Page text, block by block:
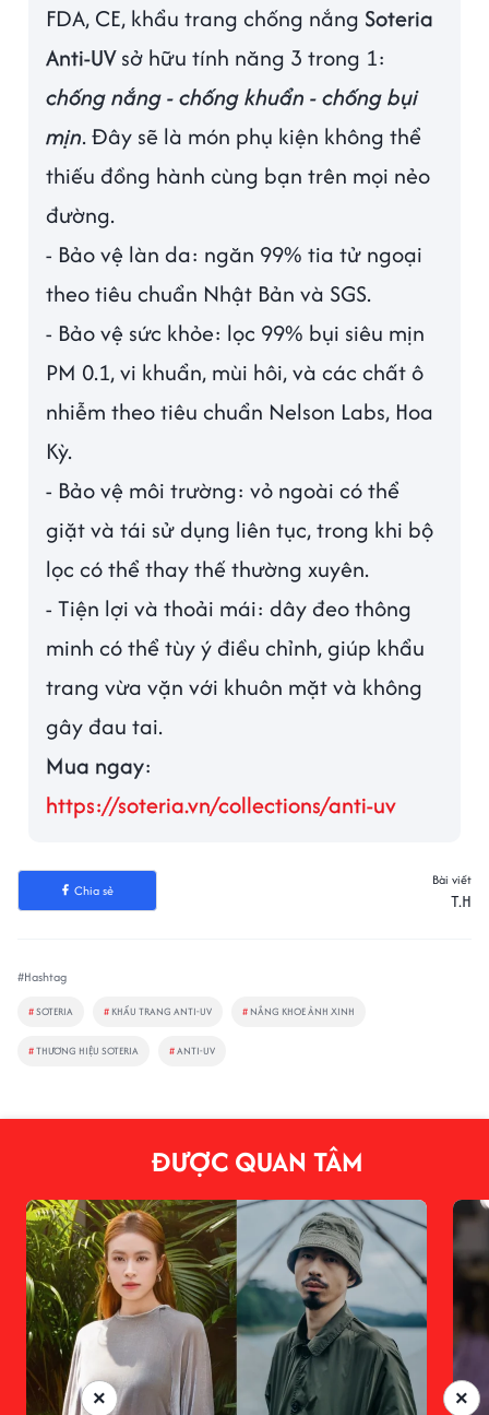
FDA, CE, khẩu trang chống nắng Soteria
Anti-UVsở hữu tính năng 3 trong 1:
chống nắng - chống khuẩn - chống bụi
mịn. Đây sẽ là món phụ kiện không thể
thiếu đồng hành cùng bạn trên mọi nẻo
đường.
- Bảo vệ làn da: ngăn 99% tia tử ngoại
theo tiêu chuẩn Nhật Bản và SGS.
- Bảo vệ sức khỏe: lọc 99% bụi siêu mịn
PM 0.1, vi khuẩn, mùi hôi, và các chất ô
nhiễm theo tiêu chuẩn Nelson Labs, Hoa
Kỳ.
- Bảo vệ môi trường: vỏ ngoài có thể
giặt và tái sử dụng liên tục, trong khi bộ
lọc có thể thay thế thường xuyên.
- Tiện lợi và thoải mái: dây đeo thông
minh có thể tùy ý điều chỉnh, giúp khẩu
trang vừa vặn với khuôn mặt và không
gây đau tai.
Mua ngay:
https://soteria.vn/collections/anti-uv
Chia sẻ
Bài viết
T.H
#Hashtag
#SOTERIA # KHẨU TRANG ANTI-UV # NẮNG KHOE ẢNH XINH
#THƯƠNG HIỆU SOTERIA #ANTI-UV
ĐƯỢC QUAN TÂM
×
×